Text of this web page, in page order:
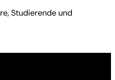
Studierende und